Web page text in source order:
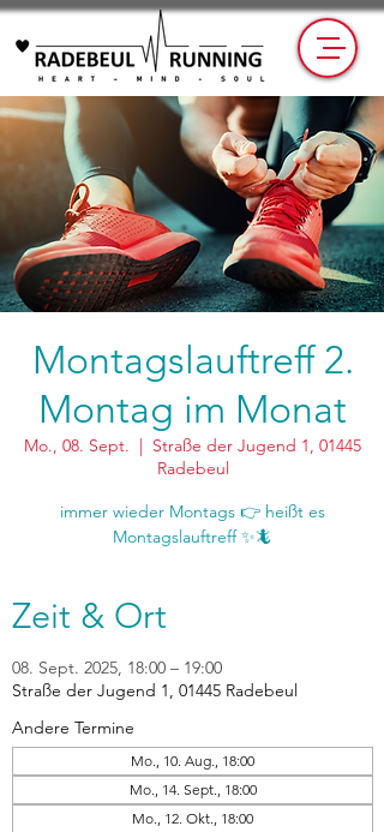
Montagslauftreff 2.
Montag im Monat
Mo., 08. Sept.
  |
Straße der Jugend 1, 01445
Radebeul
immer wieder Montags 👉 heißt es
Montagslauftreff ✨🦎
Zeit & Ort
08. Sept. 2025, 18:00 – 19:00
Straße der Jugend 1, 01445 Radebeul
Andere Termine
Mo., 10. Aug., 18:00
Mo., 14. Sept., 18:00
Mo., 12. Okt., 18:00